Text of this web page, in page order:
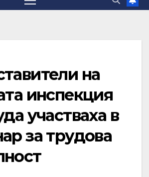
на
инспекция
участваха в
за трудова